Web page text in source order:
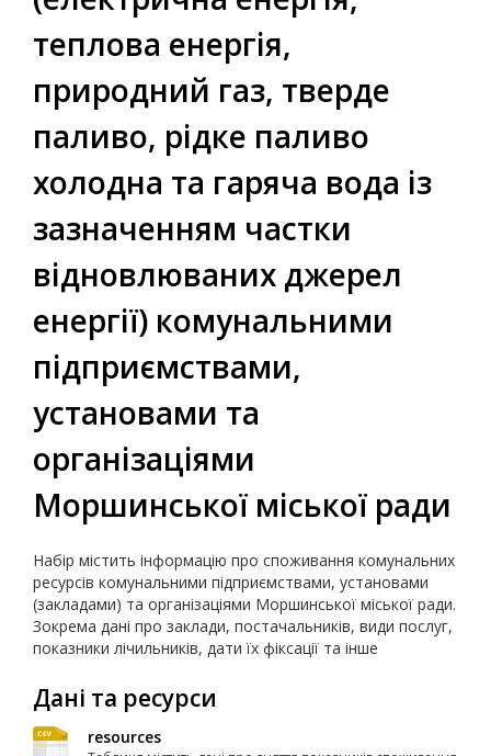
теплова енергія,
природний газ, тверде
паливо, рідке паливо
холодна та гаряча вода із
зазначенням частки
відновлюваних джерел
енергії) комунальними
підприємствами,
установами та
організаціями
Моршинської міської ради
Набір містить інформацію про споживання комунальних
ресурсів комунальними підприємствами, установами
(закладами) та організаціями Моршинської міської ради.
Зокрема дані про заклади, постачальників, види послуг,
показники лічильників, дати їх фіксації та інше
Дані та ресурси
resources